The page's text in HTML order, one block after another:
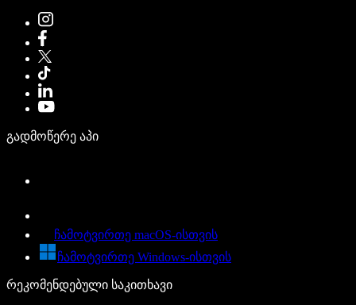
გადმოწერე აპი
ჩამოტვირთე macOS-ისთვის
ჩამოტვირთე Windows-ისთვის
რეკომენდებული საკითხავი